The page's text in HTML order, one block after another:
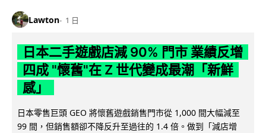
Lawton 1 日
日本二手遊戲店減 90% 門市 業績反增
四成 "懷舊"在 Z 世代變成最潮「新鮮
感」
日本零售巨頭 GEO 將懷舊遊戲銷售門市從 1,000 間大幅減至
99 間，但銷售額卻不降反升至過往的 1.4 倍。做到「減店增